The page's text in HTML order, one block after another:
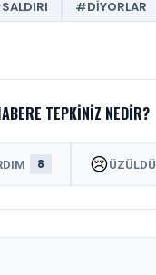
#DIYORLAR
TEPKINIZ NEDIR?
8 😢